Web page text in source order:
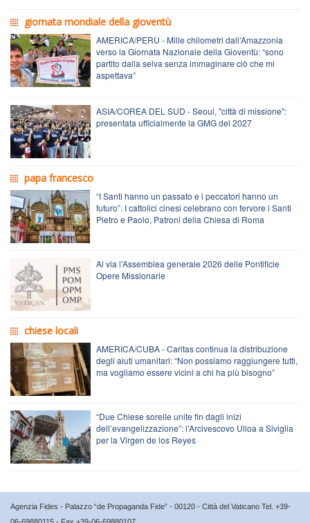
giornata mondiale della gioventù
AMERICA/PERÙ - Mille chilometri dall’Amazzonia
verso la Giornata Nazionale della Gioventù: “sono
partito dalla selva senza immaginare ciò che mi
aspettava”
ASIA/COREA DEL SUD - Seoul, "città di missione":
presentata ufficialmente la GMG del 2027
papa francesco
“I Santi hanno un passato e i peccatori hanno un
futuro”. I cattolici cinesi celebrano con fervore i Santi
Pietro e Paolo, Patroni della Chiesa di Roma
Al via l’Assemblea generale 2026 delle Pontificie
Opere Missionarie
chiese locali
AMERICA/CUBA - Caritas continua la distribuzione
degli aiuti umanitari: “Non possiamo raggiungere tutti,
ma vogliamo essere vicini a chi ha più bisogno”
“Due Chiese sorelle unite fin dagli inizi
dell’evangelizzazione”: l’Arcivescovo Ulloa a Siviglia
per la Virgen de los Reyes
Agenzia Fides - Palazzo “de Propaganda Fide” - 00120 - Città del Vaticano Tel. +39-